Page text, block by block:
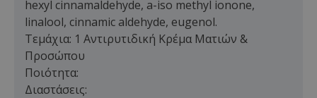
hexyl cinnamaldehyde, a-iso methyl ionone,
linalool, cinnamic aldehyde, eugenol.
Τεμάχια: 1 Αντιρυτιδική Κρέμα Ματιών &
Προσώπου
Ποιότητα:
Διαστάσεις: